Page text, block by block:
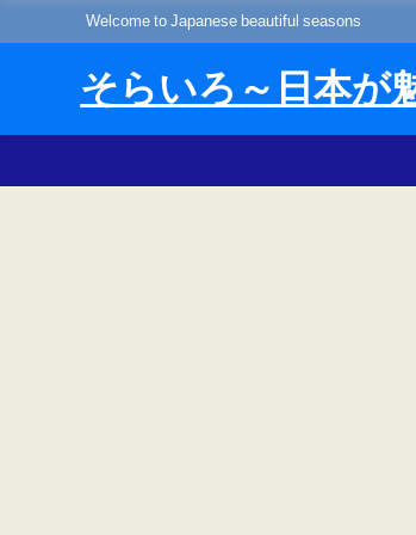
Welcome to Japanese beautiful seasons
そらいろ～日本が